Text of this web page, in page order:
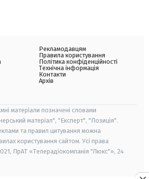
Рекламодавцям
Правила користування
Політика конфіденційності
Технічна інформація
Контакти
Архів
матеріали позначені словами
матеріал", "Експерт", "Позиція".
та правил цитування можна
користування сайтом. Усі права
ПрАТ «Телерадіокомпанія "Люкс"», 24